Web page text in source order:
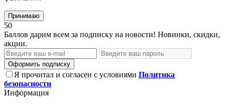
Принимаю
50
Баллов дарим всем за подписку на новости! Новинки, скидки,
акции.
Оформить подписку
Я прочитал и согласен с условиями Политика
безопасности
Информация